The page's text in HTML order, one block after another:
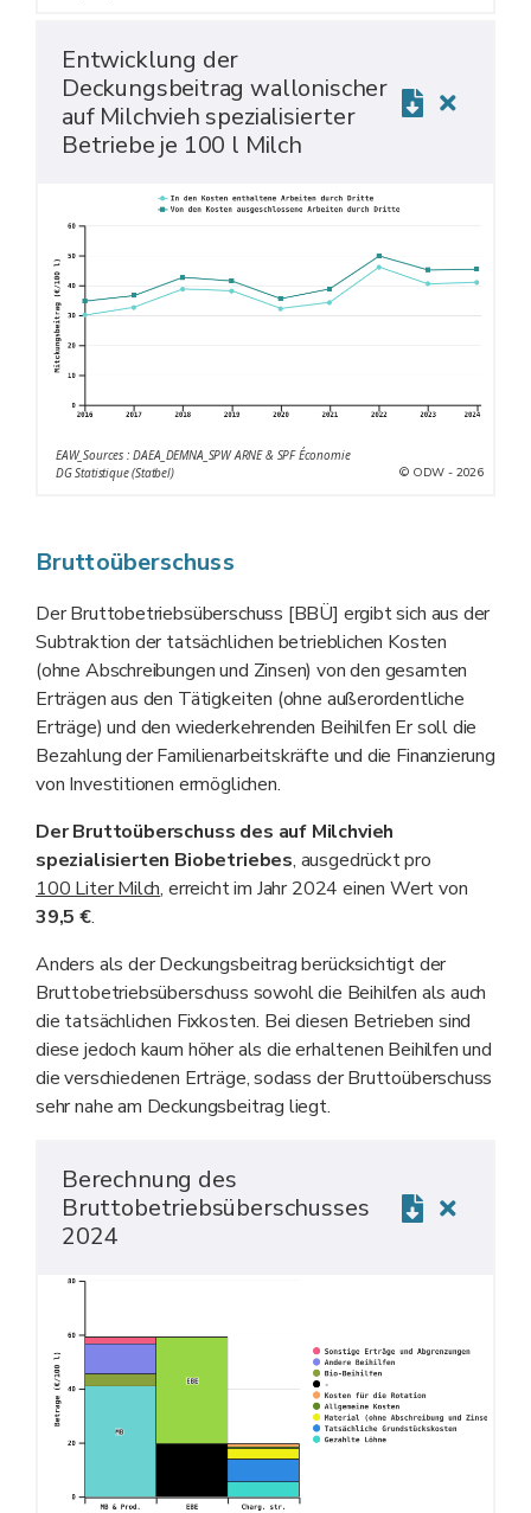
Entwicklung der
Deckungsbeitrag wallonischer
auf Milchvieh spezialisierter
Betriebe je 100 l Milch
EAW_Sources : DAEA_DEMNA_SPW ARNE & SPF Économie
DG Statistique (Statbel)
© ODW - 2026
Bruttoüberschuss
Der Bruttobetriebsüberschuss [BBÜ] ergibt sich aus der
Subtraktion der tatsächlichen betrieblichen Kosten
(ohne Abschreibungen und Zinsen) von den gesamten
Erträgen aus den Tätigkeiten (ohne außerordentliche
Erträge) und den wiederkehrenden Beihilfen Er soll die
Bezahlung der Familienarbeitskräfte und die Finanzierung
von Investitionen ermöglichen.
Der Bruttoüberschuss des auf Milchvieh
spezialisierten Biobetriebes, ausgedrückt pro
100 Liter Milch, erreicht im Jahr 2024 einen Wert von
39,5 €.
Anders als der Deckungsbeitrag berücksichtigt der
Bruttobetriebsüberschuss sowohl die Beihilfen als auch
die tatsächlichen Fixkosten. Bei diesen Betrieben sind
diese jedoch kaum höher als die erhaltenen Beihilfen und
die verschiedenen Erträge, sodass der Bruttoüberschuss
sehr nahe am Deckungsbeitrag liegt.
Berechnung des
Bruttobetriebsüberschusses
2024